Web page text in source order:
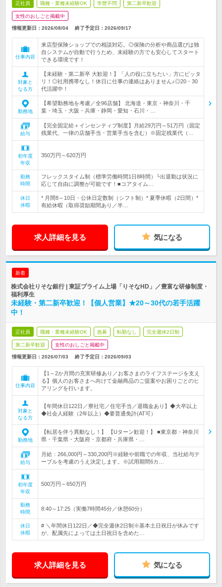
正社員 職種・業種未経験OK 学歴不問 第二新卒歓迎
女性のおしごと掲載中
情報更新日：2026/08/04 終了予定日： 2026/09/17
仕事内容
来店型保険ショップでの相談対応。◎保険の分析や商品選びは独
自システムが自動で行うため、未経験の方でも安心してスタート
できる環境です！
対象と
なる方
【未経験・第二新卒 大歓迎！】「人の役に立ちたい」方にピッタ
リ！◎社用携帯なし！休日に仕事の連絡はありません♪◎20・30
代活躍中！
勤務地
【希望勤務地を考慮／全96店舗】 北海道・東京・神奈川・千
葉・埼玉・大阪・兵庫・静岡・愛知・石川・…
給与
【完全固定給＋インセンティブ制度】月給29万円～51万円（固定
残業代、一律の店舗手当・営業手当を含む）※固定残業代（…
初年度
年収
350万円～620万円
勤務
時間
フレックスタイム制（標準労働時間1日8時間）└出退勤は状況に
応じて自由に調整が可能です！■コアタイム…
休日
休暇
* 月間8～10日・公休日定数制（シフト制）* 夏季休暇（2日間）*
有給休暇（取得奨励期間あり／半…
求人詳細を見る 気になる
新着
株式会社りそな銀行 | 東証プライム上場「りそなHD」／豊富な研修制度・
福利厚生
未経験・第二新卒歓迎！【個人営業】★20～30代の若手活躍
中！
正社員 職種・業種未経験OK 急募 転勤なし 完全週休2日制
第二新卒歓迎 女性のおしごと掲載中
情報更新日：2026/07/03 終了予定日： 2026/09/03
仕事内容
【1～2か月間の充実研修あり／お客さまのライフステージを支え
る】個人のお客さまへ向けて金融商品のご提案やお困りごとのヒ
アリングを行います。
対象と
なる方
【年間休日122日／寮社宅／住宅手当／退職金あり】◆大卒以上
◆社会人経験（2年以上）◆要普通免許(AT可）
勤務地
【転居を伴う異動なし！】 【Uターン歓迎！】 ■東京都・神奈川
県・千葉県・大阪府・京都府・兵庫県・…
給与
月給：266,000円～330,200円※経験や前職での年収、当社給与テ
ーブルを考慮のうえ決定します。※試用期間6カ…
初年度
年収
500万円～650万円
勤務
時間
8:40～17:25（実働7時間45分／休憩60分）
休日
休暇
# ＼年間休日122日／◆完全週休2日制※基本土日祝日が休みです
が、配属先によっては土日祝日を含めた…
求人詳細を見る 気になる